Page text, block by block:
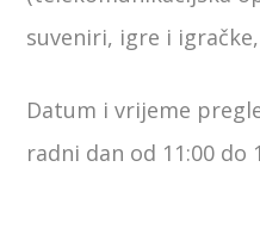
suveniri, igre i
Datum i vrijeme
radni dan od 11:00 do